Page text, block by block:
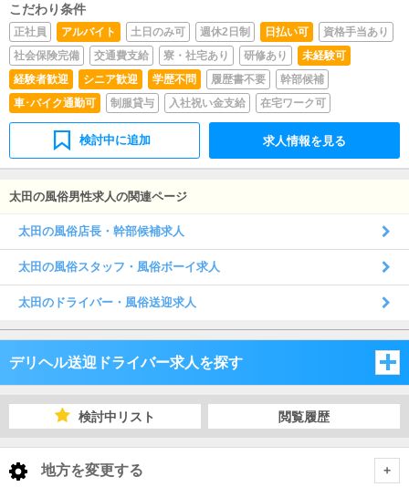
こだわり条件
正社員 アルバイト 土日のみ可 週休2日制 日払い可
資格手当あり
社会保険完備
交通費支給 寮・社宅あり 研修あり
未経験可
経験者歓迎
シニア歓迎 学歴不問 履歴書不要
幹部候補
車･バイク通勤可
制服貸与 入社祝い金支給 在宅ワーク可
検討中に追加 求人情報を見る
太田の風俗男性求人の関連ページ
太田の風俗店長・幹部候補求人
太田の風俗スタッフ・風俗ボーイ求人
太田のドライバー・風俗送迎求人
デリヘル送迎ドライバー求人を探す
埼玉県
検討中リスト 閲覧履歴
地方を変更する